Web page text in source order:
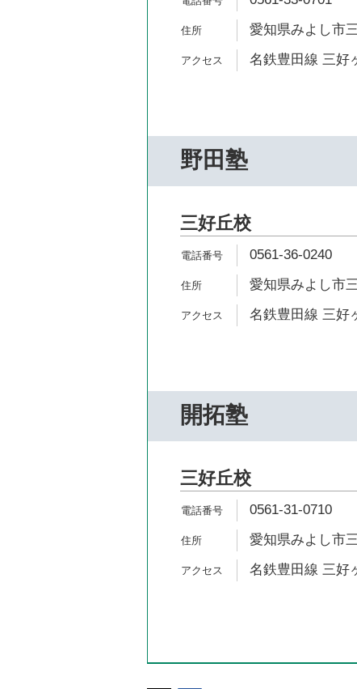
愛知県みよし市
名鉄豊田線 三好
野田塾
三好丘校
0561-36-0240
愛知県みよし市
名鉄豊田線 三好
開拓塾
三好丘校
0561-31-0710
愛知県みよし市
名鉄豊田線 三好